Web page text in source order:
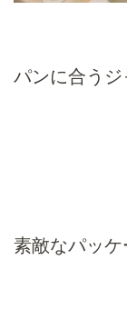
パンに合う
素敵なパッ